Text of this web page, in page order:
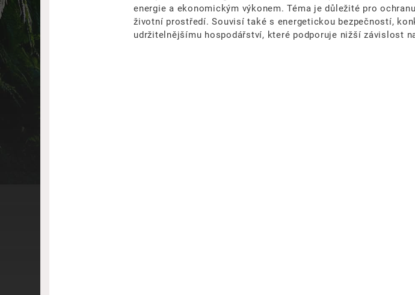
energie a ekonomickým výkonem. Téma je důležité pro
životní prostředí. Souvisí také s energetickou bezpečností,
udržitelnějšímu hospodářství, které podporuje nižší závislost